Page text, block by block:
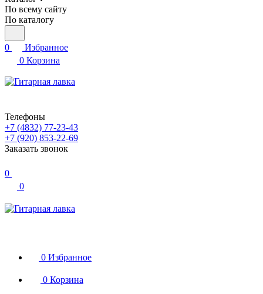
По всему сайту
По каталогу
0
Избранное
0 Корзина
Телефоны
+7 (4832) 77-23-43
+7 (920) 853-22-69
Заказать звонок
0
0
0 Избранное
0 Корзина